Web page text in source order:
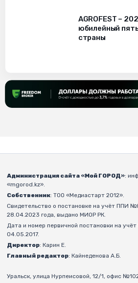
AGROFEST –
юбилейный
страны
Администрация сайта «Мой ГОРОД»:
«mgorod.kz».
Собственник: ТОО «Медиастарт 2012».
Свидетельство о постановке на учёт ППИ
28.04.2023 года, выдано МИОР РК.
Дата и номер первичной постановки на
04.05.2017.
Директор: Карин Е.
Главный редактор: Кайнеденова А.Б.
Уральск, улица Нурпеисовой, 12/1, офис